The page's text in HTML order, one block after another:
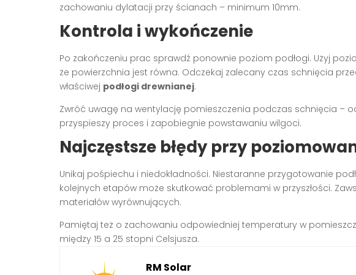
zachowaniu dylatacji przy ścianach – minimum 10mm.
Kontrola i wykończenie
Po zakończeniu prac sprawdź ponownie poziom podłogi. Użyj
że powierzchnia jest równa. Odczekaj zalecany czas schnięcia
właściwej podłogi drewnianej.
Zwróć uwagę na wentylację pomieszczenia podczas schnięcia –
przyspieszy proces i zapobiegnie powstawaniu wilgoci.
Najczęstsze błędy przy
Unikaj pośpiechu i niedokładności. Niestaranne przygotowanie
kolejnych etapów może skutkować problemami w przyszłości.
materiałów wyrównujących.
Pamiętaj też o zachowaniu odpowiedniej temperatury w
między 15 a 25 stopni Celsjusza.
RM Solar